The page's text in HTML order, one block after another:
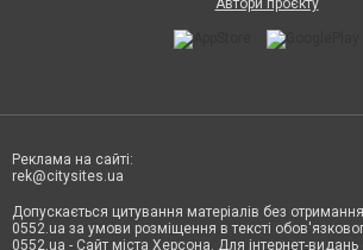
Автори проєкту
Реклама на сайті:
rek@citysites.ua
Допускається цитування матеріалів без
0552.ua за умови розміщення в тексті
0552.ua - Сайт міста Херсона. Для інтернет-